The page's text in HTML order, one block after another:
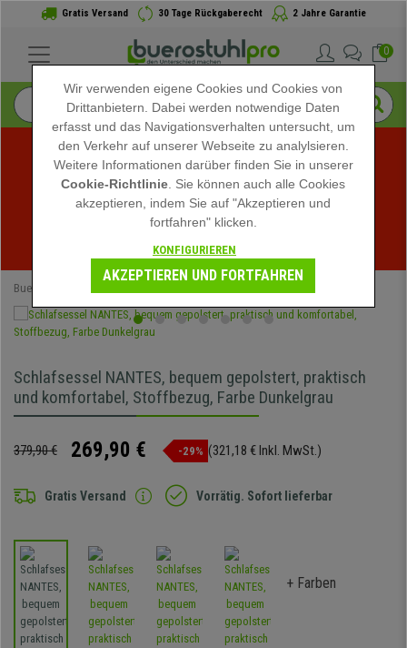
Gratis Versand 30 Tage Rückgaberecht 2 Jahre Garantie
0
Ende der Aktion in: 02 : 04
Sommerschlussverkauf bei buerostuhlpro! Exklusive
Rabatte für kurze Zeit - Aktion ansehen -
Buerostuhlpro
Schlafsessel NANTES, bequem gepolstert, praktisch
und komfortabel, Stoffbezug, Farbe Dunkelgrau
379,90 € 269,90 € -29% (321,18 € Inkl. MwSt.)
Gratis Versand Vorrätig. Sofort lieferbar
+ Farben
Wir verwenden eigene Cookies und Cookies von
Drittanbietern. Dabei werden notwendige Daten
erfasst und das Navigationsverhalten untersucht, um
den Verkehr auf unserer Webseite zu analylsieren.
Weitere Informationen darüber finden Sie in unserer
Cookie-Richtlinie . Sie können auch alle Cookies
akzeptieren, indem Sie auf "Akzeptieren und
fortfahren" klicken.
KONFIGURIEREN
AKZEPTIEREN UND FORTFAHREN